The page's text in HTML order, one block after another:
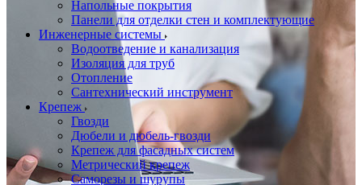
Напольные покрытия
Панели для отделки стен и комплектующие
Инженерные системы
Водоотведение и канализация
Изоляция для труб
Отопление
Сантехнический инструмент
Крепеж
Гвозди
Дюбели и дюбель-гвозди
Крепеж для фасадных систем
Метрический крепеж
Саморезы и шурупы